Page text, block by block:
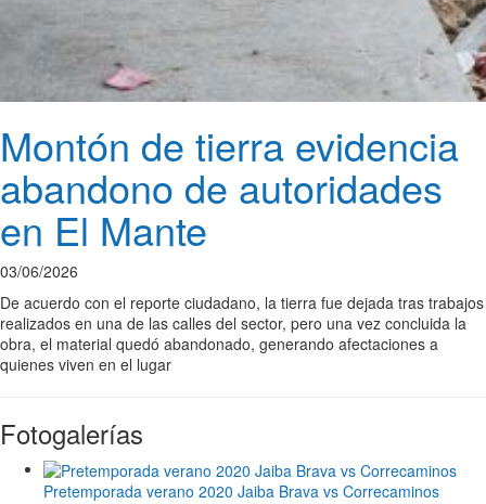
Montón de tierra evidencia
abandono de autoridades
en El Mante
03/06/2026
De acuerdo con el reporte ciudadano, la tierra fue dejada tras trabajos
realizados en una de las calles del sector, pero una vez concluida la
obra, el material quedó abandonado, generando afectaciones a
quienes viven en el lugar
Fotogalerías
Pretemporada verano 2020 Jaiba Brava vs Correcaminos